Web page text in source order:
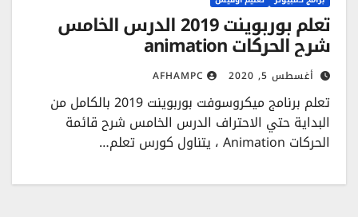
تعلم بوربوينت 2019 الدرس الخامس
شرح الحركات animation
أغسطس 5, 2020 AFHAMPC
تعلم برنامج ميكروسوفت بوربوينت 2019 بالكامل من
البداية حتي الاحتراف الدرس الخامس شرح قائمة
الحركات Animation ، يتناول كورس تعلم…